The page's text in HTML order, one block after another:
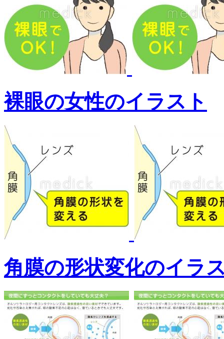
裸眼の女性のイラスト
角膜の形状変化のイラ